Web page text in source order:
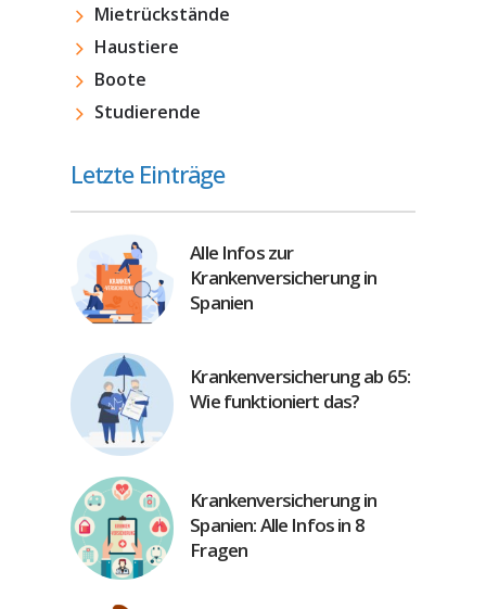
Mietrückstände
Haustiere
Boote
Studierende
Letzte Einträge
Alle Infos zur
Krankenversicherung in
Spanien
Krankenversicherung ab 65:
Wie funktioniert das?
Krankenversicherung in
Spanien: Alle Infos in 8
Fragen